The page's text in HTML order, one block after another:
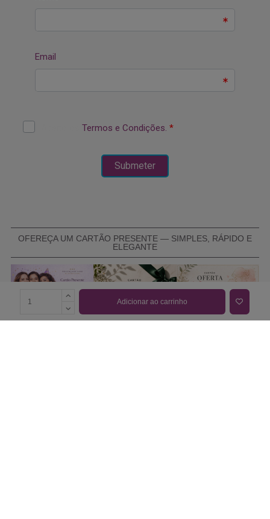
Adicionar ao carrinho
OFEREÇA UM CARTÃO PRESENTE — SIMPLES, RÁPIDO E
ELEGANTE